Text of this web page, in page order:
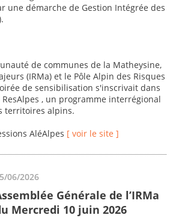
une démarche de Gestion Intégrée des
de communes de la Matheysine,
(IRMa) et le Pôle Alpin des Risques
de sensibilisation s'inscrivait dans
, un programme interrégional
territoires alpins.
AléAlpes [ voir le site ]
06/2026
Générale de l’IRMa
Mercredi 10 juin 2026